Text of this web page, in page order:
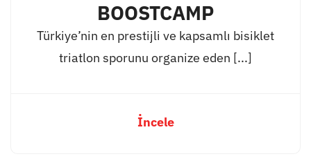
BOOSTCAMP
Türkiye’nin en prestijli ve kapsamlı bisiklet
triatlon sporunu organize eden [...]
İncele